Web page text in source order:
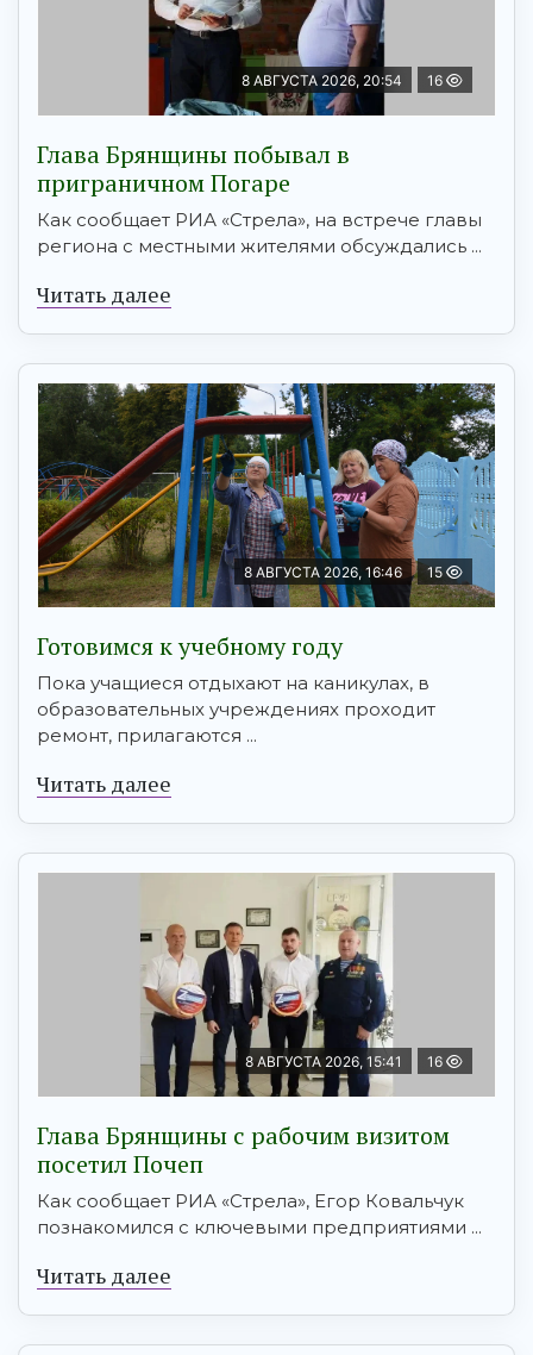
8 АВГУСТА 2026, 20:54 16
Глава Брянщины побывал в
приграничном Погаре
Как сообщает РИА «Стрела», на встрече главы
региона с местными жителями обсуждались ...
Читать далее
8 АВГУСТА 2026, 16:46 15
Готовимся к учебному году
Пока учащиеся отдыхают на каникулах, в
образовательных учреждениях проходит
ремонт, прилагаются ...
Читать далее
8 АВГУСТА 2026, 15:41 16
Глава Брянщины с рабочим визитом
посетил Почеп
Как сообщает РИА «Стрела», Егор Ковальчук
познакомился с ключевыми предприятиями ...
Читать далее